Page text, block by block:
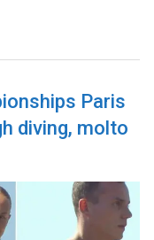
Paris
diving, molto